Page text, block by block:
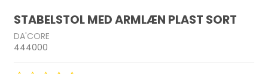
STABELSTOL MED ARMLÆN PLAST SORT
DA'CORE
444000